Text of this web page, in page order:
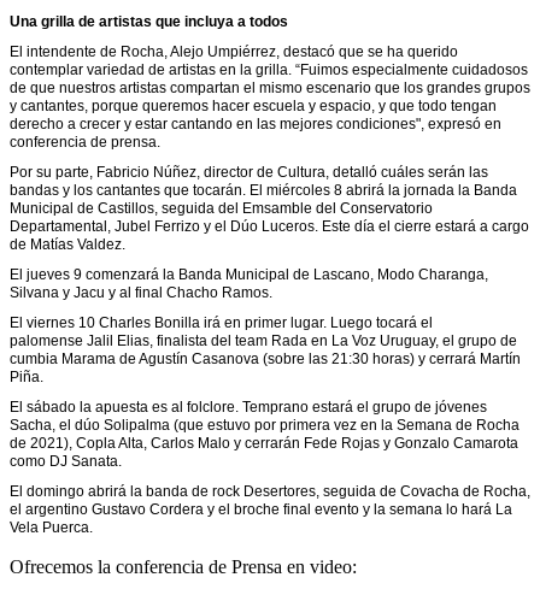
Una grilla de artistas que incluya a todos
El intendente de Rocha, Alejo Umpiérrez, destacó que se ha querido
contemplar variedad de artistas en la grilla. “Fuimos especialmente cuidadosos
de que nuestros artistas compartan el mismo escenario que los grandes grupos
y cantantes, porque queremos hacer escuela y espacio, y que todo tengan
derecho a crecer y estar cantando en las mejores condiciones", expresó en
conferencia de prensa.
Por su parte, Fabricio Núñez, director de Cultura, detalló cuáles serán las
bandas y los cantantes que tocarán. El miércoles 8 abrirá la jornada la Banda
Municipal de Castillos, seguida del Emsamble del Conservatorio
Departamental, Jubel Ferrizo y el Dúo Luceros. Este día el cierre estará a cargo
de Matías Valdez.
El jueves 9 comenzará la Banda Municipal de Lascano, Modo Charanga,
Silvana y Jacu y al final Chacho Ramos.
El viernes 10 Charles Bonilla irá en primer lugar. Luego tocará el
palomense Jalil Elias, finalista del team Rada en La Voz Uruguay, el grupo de
cumbia Marama de Agustín Casanova (sobre las 21:30 horas) y cerrará Martín
Piña.
El sábado la apuesta es al folclore. Temprano estará el grupo de jóvenes
Sacha, el dúo Solipalma (que estuvo por primera vez en la Semana de Rocha
de 2021), Copla Alta, Carlos Malo y cerrarán Fede Rojas y Gonzalo Camarota
como DJ Sanata.
El domingo abrirá la banda de rock Desertores, seguida de Covacha de Rocha,
el argentino Gustavo Cordera y el broche final evento y la semana lo hará La
Vela Puerca.
Ofrecemos la conferencia de Prensa en video: